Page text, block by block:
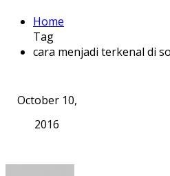
Home
Tag
cara menjadi terkenal di
October 10,
2016